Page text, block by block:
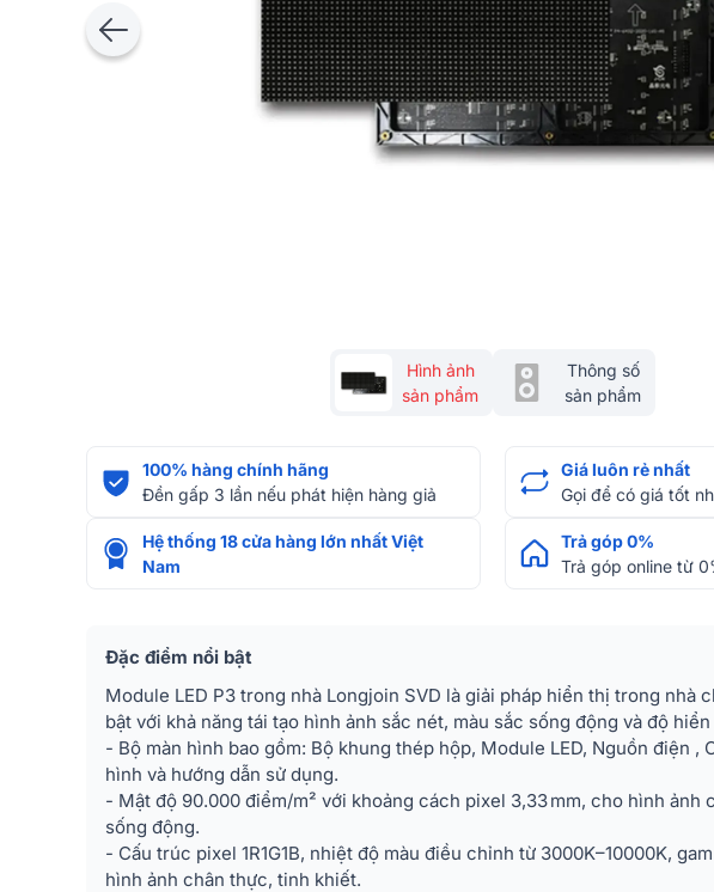
Hình ảnh
sản phẩm
Thông số
sản phẩm
100% hàng chính hãng
Đền gấp 3 lần nếu phát hiện hàng giả
Giá luôn rẻ nhất
Gọi để có giá tốt
Hệ thống 18 cửa hàng lớn nhất Việt
Nam
Trả góp 0%
Trả góp online từ
Đặc điểm nổi bật
Module LED P3 trong nhà Longjoin SVD là giải pháp hiển thị trong nhà
bật với khả năng tái tạo hình ảnh sắc nét, màu sắc sống động và độ
- Bộ màn hình bao gồm: Bộ khung thép hộp, Module LED, Nguồn điện ,
hình và hướng dẫn sử dụng.
- Mật độ 90.000 điểm/m² với khoảng cách pixel 3,33 mm, cho hình ảnh
sống động.
- Cấu trúc pixel 1R1G1B, nhiệt độ màu điều chỉnh từ 3000K–10000K,
hình ảnh chân thực, tinh khiết.